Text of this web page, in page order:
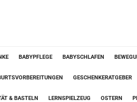
BABYPFLEGE BABYSCHLAFEN
GESCHENKERATGEBER
& BASTELN LERNSPIELZEUG OSTERN